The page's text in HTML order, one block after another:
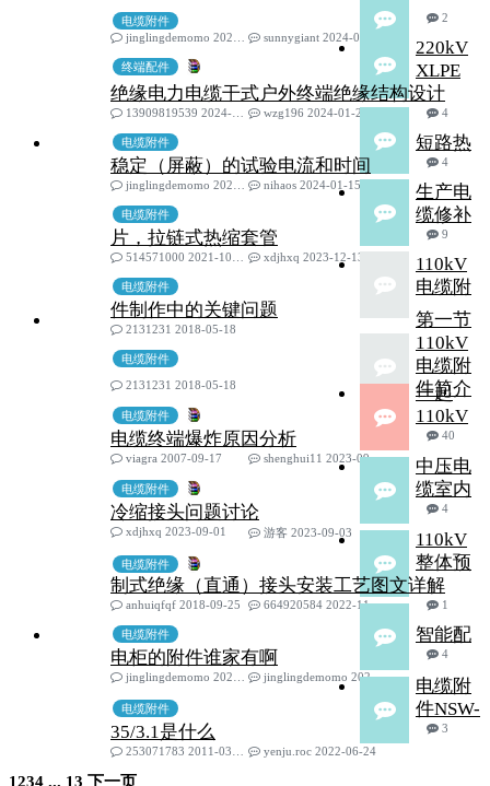
电缆附件
2
jinglingdemomo 2022-11-14
sunnygiant 2024-03-04
终端配件
220kV
XLPE
绝缘电力电缆干式户外终端绝缘结构设计
4
13909819539 2024-01-25 wzg196 2024-01-27
电缆附件
短路热
稳定（屏蔽）的试验电流和时间
4
jinglingdemomo 2021-09-10
nihaos 2024-01-15
电缆附件
生产电
缆修补
片，拉链式热缩套管
9
514571000 2021-10-19
xdjhxq 2023-12-13
电缆附件
110kV
电缆附
件制作中的关键问题
2131231 2018-05-18
电缆附件
第一节
110kV
电缆附
件简介
2131231 2018-05-18
电缆附件
一起
110kV
电缆终端爆炸原因分析
40
viagra 2007-09-17
shenghui11 2023-09-18
电缆附件
中压电
缆室内
冷缩接头问题讨论
4
xdjhxq 2023-09-01
游客 2023-09-03
电缆附件
110kV
整体预
制式绝缘（直通）接头安装工艺图文详解
1
anhuiqfqf 2018-09-25 664920584 2022-11-18
电缆附件
智能配
电柜的附件谁家有啊
4
jinglingdemomo 2022-04-29
jinglingdemomo 2022-08-23
电缆附件
电缆附
件NSW-
35/3.1是什么
3
253071783 2011-03-05
yenju.roc 2022-06-24
1234 ... 13 下一页